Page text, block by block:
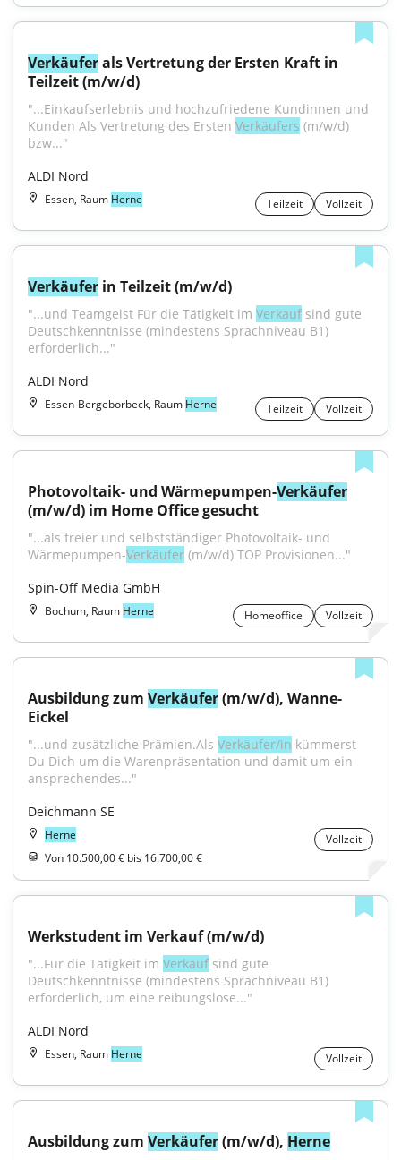
Verkäufer als Vertretung der Ersten Kraft in
Teilzeit (m/w/d)
"...Einkaufserlebnis und hochzufriedene Kundinnen und
Kunden Als Vertretung des Ersten Verkäufers (m/w/d)
bzw..."
ALDI Nord
Essen, Raum Herne Teilzeit Vollzeit
Verkäufer in Teilzeit (m/w/d)
"...und Teamgeist Für die Tätigkeit im Verkauf sind gute
Deutschkenntnisse (mindestens Sprachniveau B1)
erforderlich..."
ALDI Nord
Essen-Bergeborbeck, Raum Herne Teilzeit Vollzeit
Photovoltaik- und Wärmepumpen-Verkäufer
(m/w/d) im Home Office gesucht
"...als freier und selbstständiger Photovoltaik- und
Wärmepumpen-Verkäufer (m/w/d) TOP Provisionen..."
Spin-Off Media GmbH
Bochum, Raum Herne Homeoffice Vollzeit
Ausbildung zum Verkäufer (m/w/d), Wanne-
Eickel
"...und zusätzliche Prämien.Als Verkäufer/in kümmerst
Du Dich um die Warenpräsentation und damit um ein
ansprechendes..."
Deichmann SE
Herne
Vollzeit
Von 10.500,00 € bis 16.700,00 €
Werkstudent im Verkauf (m/w/d)
"...Für die Tätigkeit im Verkauf sind gute
Deutschkenntnisse (mindestens Sprachniveau B1)
erforderlich, um eine reibungslose..."
ALDI Nord
Essen, Raum Herne Vollzeit
Ausbildung zum Verkäufer (m/w/d), Herne